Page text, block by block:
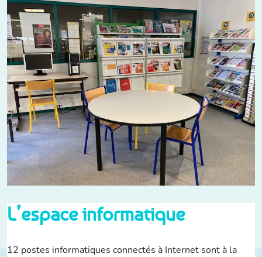
L’espace informatique
12 postes informatiques connectés à Internet sont à la